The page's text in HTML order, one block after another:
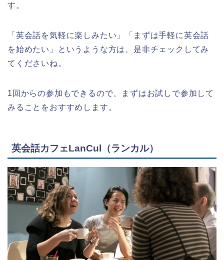
す。
「英会話を気軽に楽しみたい」「まずは手軽に英会話
を始めたい」というような方は、是非チェックしてみ
てくださいね。
1回からの参加もできるので、まずはお試しで参加して
みることをおすすめします。
英会話カフェLanCul（ランカル）